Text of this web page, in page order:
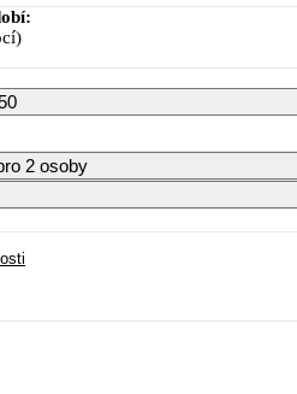
PO ÚT ST
16 17 18
2 osoby